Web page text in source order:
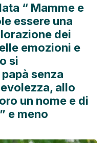
“ Mamme e
essere una
dei
emozioni e
si
senza
allo
un nome e di
e meno